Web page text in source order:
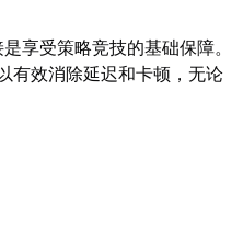
享受策略竞技的基础保障。
有效消除延迟和卡顿，无论